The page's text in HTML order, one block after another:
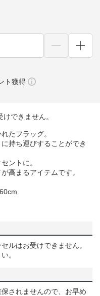
ト獲得
できません。
たフラッグ。
持ち運びすることができ
ントに。
高まるアイテムです。
ルはお受けできません。
。
されませんので、お早め